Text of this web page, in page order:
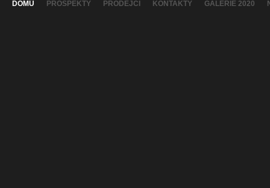
DOMŮ PROSPEKTY PRODEJCI KONTAKTY GALERIE 2020